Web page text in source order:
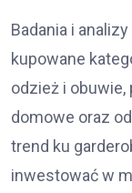
Badania i
kupowane
odzież i
domowe oraz
trend ku
inwestować w